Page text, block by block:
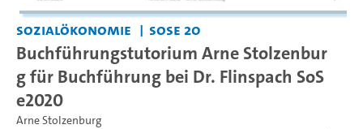
Sozialökonomie SoSe 20
Buchführungstutorium Arne Stolzenbur
g für Buchführung bei Dr. Flinspach SoS
e2020
Arne Stolzenburg